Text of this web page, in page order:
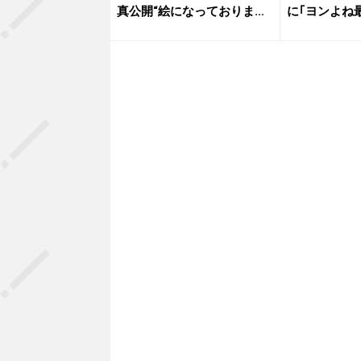
真公開“絵になっておりま
に｢ヨンよね